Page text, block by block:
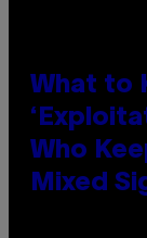
What to
Who
Mixed